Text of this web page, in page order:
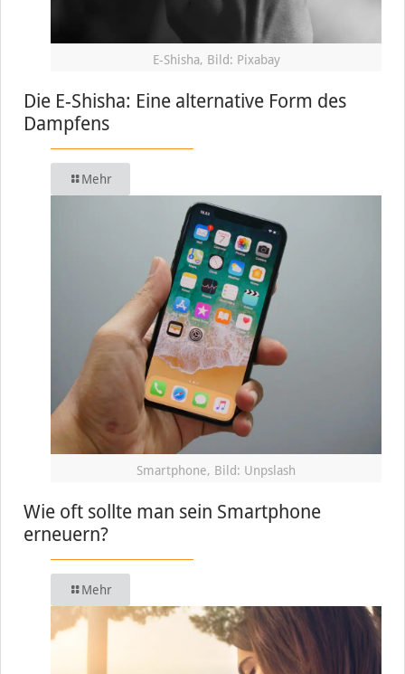
E-Shisha, Bild: Pixabay
Die E-Shisha: Eine alternative Form des
Dampfens
Mehr
Smartphone, Bild: Unpslash
Wie oft sollte man sein Smartphone
erneuern?
Mehr